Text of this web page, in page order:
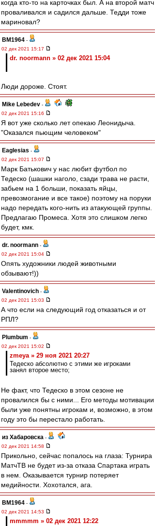
когда кто-то на карточках был. А на второй матч
проваливался и садился дальше. Тедди тоже
мариновал?
BM1964 -
02 дек 2021 15:17
dr. noormann » 02 дек 2021 15:04
Люди дороже. Стоят.
Mike Lebedev -
02 дек 2021 15:16
Я вот уже сколько лет опекаю Леонидыча.
"Оказался пьющим человеком"
Eaglesias -
02 дек 2021 15:07
Марк Батькович у нас любит футбол по
Тедеско (шашки наголо, сзади трава не расти,
забьем на 1 больши, показать яйцы,
превозмогание и все такое) поэтому на поруки
надо передать кого-нить из атакующей группы.
Предлагаю Промеса. Хотя это слишком легко
будет, кмк.
dr. noormann -
02 дек 2021 15:04
Опять художники людей животными
обзывают!))
Valentinovich -
02 дек 2021 15:03
А что если на следующий год отказаться и от
РПЛ?
Plumbum -
02 дек 2021 15:02
zmeya » 29 ноя 2021 20:27
Тедеско абсолютно с этими же игроками
занял второе место;
Не факт, что Тедеско в этом сезоне не
провалился бы с ними... Его методы мотивации
были уже понятны игрокам и, возможно, в этом
году это бы перестало работать.
из Хабаровска -
02 дек 2021 14:58
Прикольно, сейчас попалось на глаза: Турнира
МатчТВ не будет из-за отказа Спартака играть
в нем. Оказывается турнир потеряет
медийности. Хохотался, ага.
BM1964 -
02 дек 2021 14:53
mmmmm » 02 дек 2021 12:22